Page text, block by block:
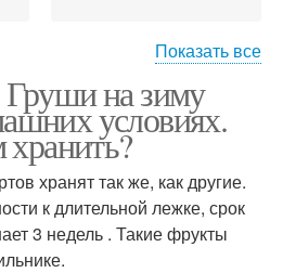
Груша на зиму
Целые плоды
Показать все
Груши на зиму
условиях.
хранить?
хранят так же, как другие.
к длительной лежке, срок
3 недель . Такие фрукты